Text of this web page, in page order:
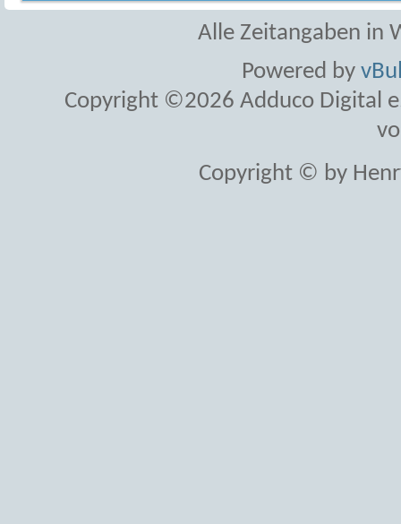
Alle Zeitangaben in
Powered by
Copyright ©2026 Adduco Digital
Copyright © by